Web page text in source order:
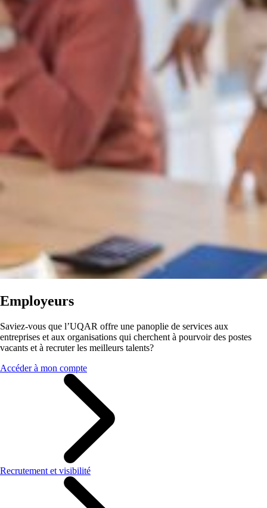
Employeurs
Saviez-vous que l’UQAR offre une panoplie de services aux
entreprises et aux organisations qui cherchent à pourvoir des postes
vacants et à recruter les meilleurs talents?
Accéder à mon compte
Recrutement et visibilité